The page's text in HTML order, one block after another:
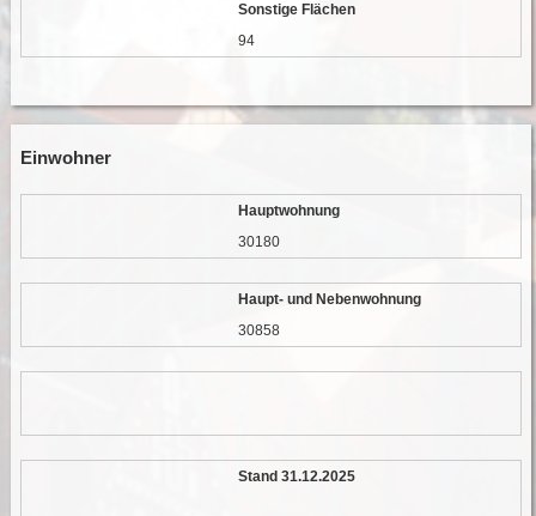
Sonstige Flächen
94
Einwohner
Hauptwohnung
30180
Haupt- und Nebenwohnung
30858
Stand 31.12.2025